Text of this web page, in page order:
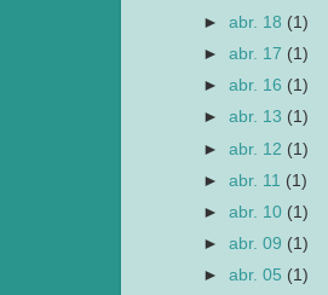
►abr. 18 (1)
►abr. 17 (1)
►abr. 16 (1)
►abr. 13 (1)
►abr. 12 (1)
►abr. 11 (1)
►abr. 10 (1)
►abr. 09 (1)
►abr. 05 (1)